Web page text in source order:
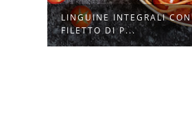
LINGUINE INTEGRALI CON
FILETTO DI P...